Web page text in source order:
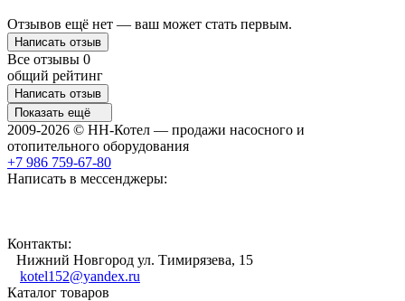
Отзывов ещё нет — ваш может стать первым.
Написать отзыв
Все отзывы 0
общий рейтинг
Написать отзыв
Показать ещё
2009-2026 © НН-Котел — продажи насосного и
отопительного оборудования
+7 986 759-67-80
Написать в мессенджеры:
Контакты:
Нижний Новгород ул. Тимирязева, 15
kotel152@yandex.ru
Каталог товаров